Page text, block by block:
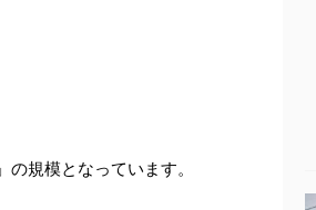
規模となっています。